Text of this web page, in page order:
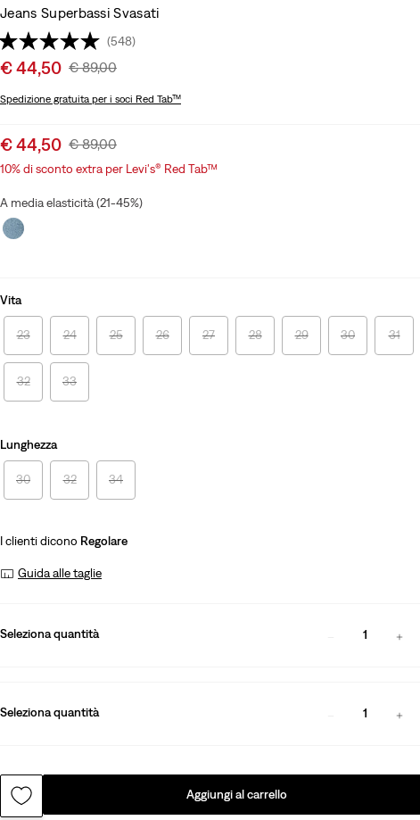
Jeans Superbassi Svasati
(548)
Sale
is
€ 44,50 Original
Was
€ 89,00
Spedizione gratuita per i soci Red Tab™
Sale
price
€ 44,50 Original
Price
€ 89,00
10% di sconto extra per Levi's® Red Tab™
A media elasticità (21-45%)
Vita
23 24 25 26 27 28 29 30 31
32 33
Lunghezza
30 32 34
I clienti dicono Regolare
Guida alle taglie
Seleziona quantità 1
Seleziona quantità 1
Aggiungi al carrello